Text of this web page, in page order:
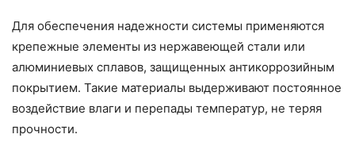
Для обеспечения надежности системы применяются
крепежные элементы из нержавеющей стали или
алюминиевых сплавов, защищенных антикоррозийным
покрытием. Такие материалы выдерживают постоянное
воздействие влаги и перепады температур, не теряя
прочности.